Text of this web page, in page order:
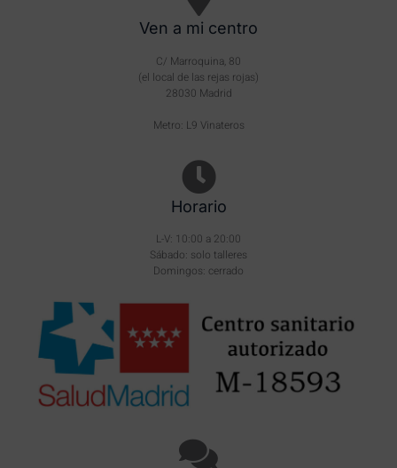
Ven a mi centro
C/ Marroquina, 80
(el local de las rejas rojas)
28030 Madrid
Metro: L9 Vinateros
Horario
L-V: 10:00 a 20:00
Sábado: solo talleres
Domingos: cerrado